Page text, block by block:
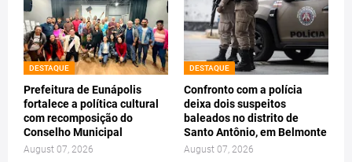
DESTAQUE
Prefeitura de Eunápolis
fortalece a política cultural
com recomposição do
Conselho Municipal
August 07, 2026
DESTAQUE
Confronto com a polícia
deixa dois suspeitos
baleados no distrito de
Santo Antônio, em Belmonte
August 07, 2026